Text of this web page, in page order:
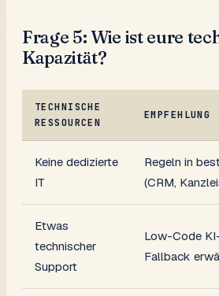
Frage 5: Wie ist eure
Kapazität?
TECHNISCHE
RESSOURCEN
EMPFEHLUNG
Keine dedizierte
IT
Regeln in
(CRM,
Etwas
technischer
Support
Low-Code
Fallback